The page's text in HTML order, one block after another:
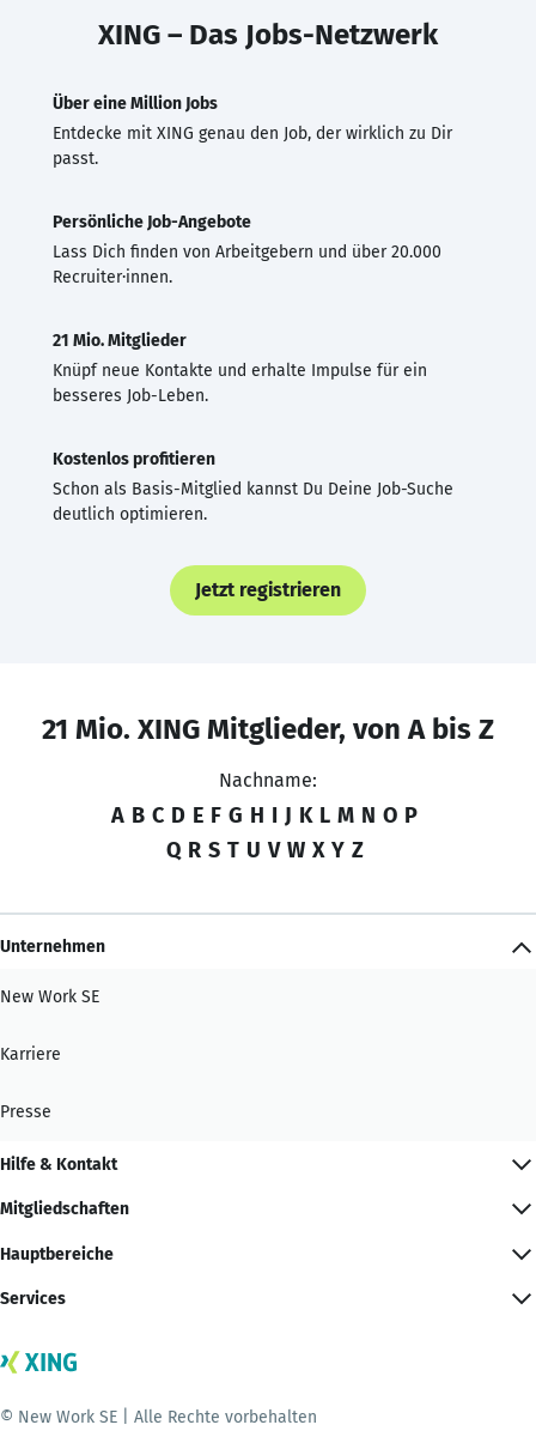
XING – Das Jobs-Netzwerk
Über eine Million Jobs
Entdecke mit XING genau den Job, der wirklich zu Dir
passt.
Persönliche Job-Angebote
Lass Dich finden von Arbeitgebern und über 20.000
Recruiter·innen.
21 Mio. Mitglieder
Knüpf neue Kontakte und erhalte Impulse für ein
besseres Job-Leben.
Kostenlos profitieren
Schon als Basis-Mitglied kannst Du Deine Job-Suche
deutlich optimieren.
Jetzt registrieren
21 Mio. XING Mitglieder, von A bis Z
Nachname:
A B C D E F G H I J K L M N O P
Q R S T U V W X Y Z
Unternehmen
New Work SE
Karriere
Presse
Hilfe & Kontakt
Mitgliedschaften
Hauptbereiche
Services
© New Work SE | Alle Rechte vorbehalten